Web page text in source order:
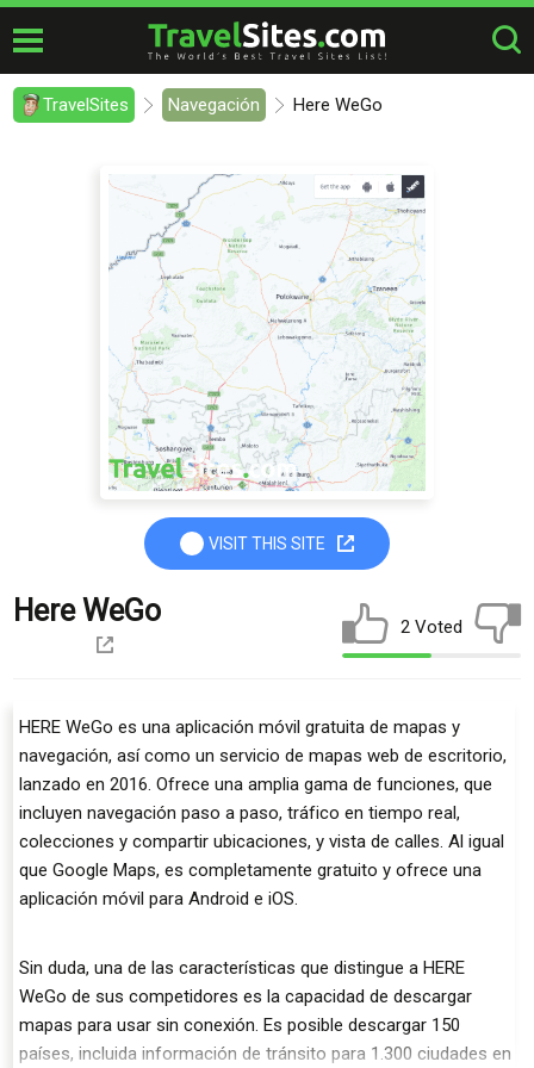
TravelSites Navegación Here WeGo
VISIT THIS SITE
Here WeGo 2 Voted
HERE WeGo es una aplicación móvil gratuita de mapas y
navegación, así como un servicio de mapas web de escritorio,
lanzado en 2016. Ofrece una amplia gama de funciones, que
incluyen navegación paso a paso, tráfico en tiempo real,
colecciones y compartir ubicaciones, y vista de calles. Al igual
que Google Maps, es completamente gratuito y ofrece una
aplicación móvil para Android e iOS.
Sin duda, una de las características que distingue a HERE
WeGo de sus competidores es la capacidad de descargar
mapas para usar sin conexión. Es posible descargar 150
países, incluida información de tránsito para 1.300 ciudades en